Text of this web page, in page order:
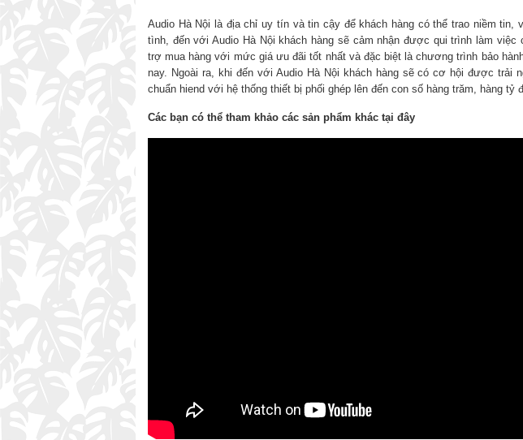
Audio Hà Nội là địa chỉ uy tín và tin cậy để khách hàng có thể trao niềm tin,
tình, đến với Audio Hà Nội khách hàng sẽ cảm nhận được qui trình làm việc
trợ mua hàng với mức giá ưu đãi tốt nhất và đặc biệt là chương trình bảo
nay. Ngoài ra, khi đến với Audio Hà Nội khách hàng sẽ có cơ hội được trải
chuẩn hiend với hệ thống thiết bị phối ghép lên đến con số hàng trăm, hàng tỷ
Các bạn có thể tham khảo các sản phẩm khác tại đây